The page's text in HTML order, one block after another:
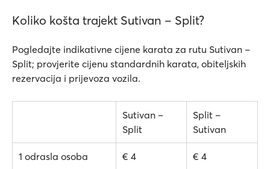
Koliko košta trajekt Sutivan – Split?
Pogledajte indikativne cijene karata za rutu Sutivan –
Split; provjerite cijenu standardnih karata, obiteljskih
rezervacija i prijevoza vozila.
Sutivan –
Split
Split –
Sutivan
1 odrasla osoba € 4 € 4